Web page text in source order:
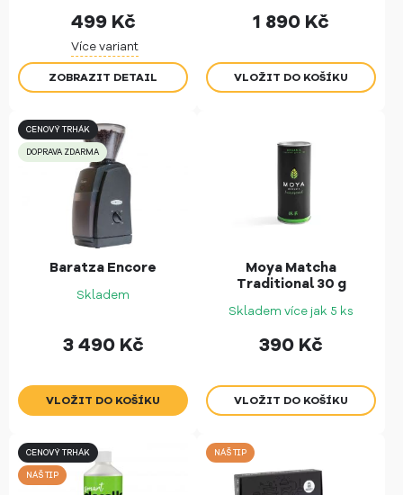
499 Kč
Více variant
ZOBRAZIT DETAIL
1 890 Kč
CENOVÝ TRHÁK
DOPRAVA ZDARMA
Baratza Encore
Skladem
3 490 Kč
Moya Matcha
Traditional 30 g
Skladem více jak 5 ks
390 Kč
CENOVÝ TRHÁK
NÁŠ TIP
NÁŠ TIP